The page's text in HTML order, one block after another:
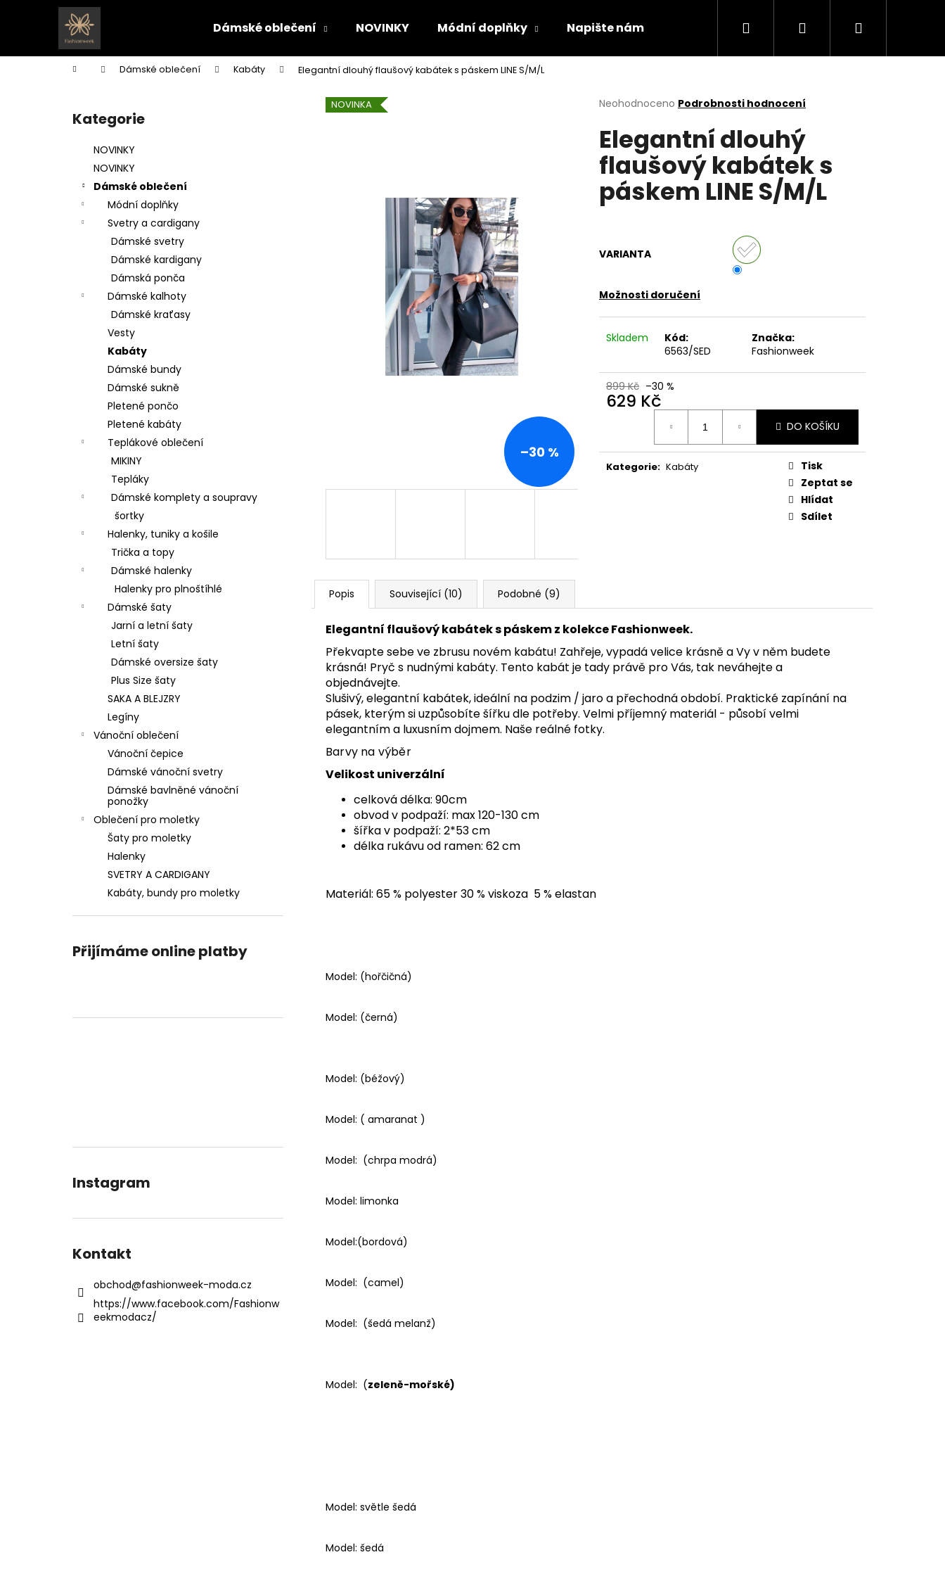
Dámské oblečení NOVINKY Módní doplňky Napište nám Obchodní podmínky Vrácení zboží
Hledat PřihlášeníNákupní
Domů Dámské oblečení Kabáty Elegantní dlouhý flaušový kabátek s páskem LINE S/M/L
Přeskočit
kategorie
Kategorie
NOVINKY
NOVINKY
Dámské oblečení
Módní doplňky
Svetry a cardigany
Dámské svetry
Dámské kardigany
Dámská ponča
Dámské kalhoty
Dámské kraťasy
Vesty
Kabáty
Dámské bundy
Dámské sukně
Pletené pončo
Pletené kabáty
Teplákové oblečení
MIKINY
Tepláky
Dámské komplety a soupravy
šortky
Halenky, tuniky a košile
Trička a topy
Dámské halenky
Halenky pro plnoštíhlé
Dámské šaty
Jarní a letní šaty
Letní šaty
Dámské oversize šaty
Plus Size šaty
SAKA A BLEJZRY
Legíny
Vánoční oblečení
Vánoční čepice
Dámské vánoční svetry
Dámské bavlněné vánoční
ponožky
Oblečení pro moletky
Šaty pro moletky
Halenky
SVETRY A CARDIGANY
Kabáty, bundy pro moletky
Přijímáme online platby
Instagram
Kontakt
obchod@fashionweek-moda.cz
https://www.facebook.com/Fashionw
eekmodacz/
Průměrné
produktu
je
0,0
5
hvězdiček.
Neohodnoceno Podrobnosti hodnocení
Elegantní dlouhý
flaušový kabátek s
páskem LINE S/M/L
VARIANTA
Možnosti doručení
Skladem
Kód:
6563/SED
Značka:
Fashionweek
899 Kč –30 %
629 Kč
DO KOŠÍKU
Kategorie: Kabáty
Tisk
Zeptat se
Hlídat
Sdílet
NOVINKA
–30 %
Popis Související (10) Podobné (9)
Elegantní flaušový kabátek s páskem z kolekce Fashionweek.
Překvapte sebe ve zbrusu novém kabátu! Zahřeje, vypadá velice krásně a Vy v něm budete
krásná! Pryč s nudnými kabáty. Tento kabát je tady právě pro Vás, tak neváhejte a
objednávejte.
Slušivý, elegantní kabátek, ideální na podzim / jaro a přechodná období. Praktické zapínání na
pásek, kterým si uzpůsobíte šířku dle potřeby. Velmi příjemný materiál - působí velmi
elegantním a luxusním dojmem. Naše reálné fotky.
Barvy na výběr
Velikost univerzální
celková délka: 90cm
obvod v podpaží: max 120-130 cm
šířka v podpaží: 2*53 cm
délka rukávu od ramen: 62 cm
Materiál: 65 % polyester 30 % viskoza 5 % elastan
Model: (hořčičná)
Model: (černá)
Model: (béžový)
Model: ( amaranat )
Model: (chrpa modrá)
Model: limonka
Model:(bordová)
Model: (camel)
Model: (šedá melanž)
Model: (zeleně-mořské)
Model: světle šedá
Model: šedá
í
Zpět
do
Zpět
do
Co potřebujete najít?
Doporučujeme
BAVLNĚNÉ KALHOTY ALADDIN LEHKÉ A
VZDUŠNÉ K9700
499 Kč
DÁMSKÁ BAVLNĚNO-LNĚNÁ MIKINA S
KAPUCÍ UB-MARENIA
1 199 Kč
BAVLNĚNÉ ŠATY- KVĚTINOVÝ VZOR,
KAPSY,OVERSIZE UB-MURRAY